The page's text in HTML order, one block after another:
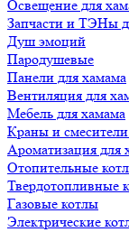
Освещение для
Запчасти и ТЭНы
Душ эмоций
Пародушевые
Панели для хамама
Вентиляция для
Мебель для хамама
Краны и
Ароматизация для
Отопительные
Твердотопливные
Газовые котлы
Электрические